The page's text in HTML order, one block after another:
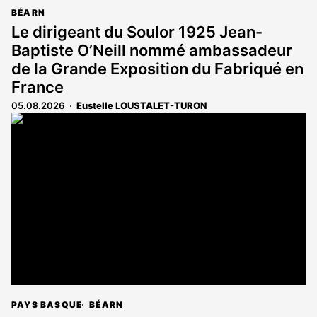
BÉARN
Le dirigeant du Soulor 1925 Jean-
Baptiste O’Neill nommé ambassadeur
de la Grande Exposition du Fabriqué en
France
05.08.2026 Eustelle LOUSTALET-TURON
PAYS BASQUE BÉARN